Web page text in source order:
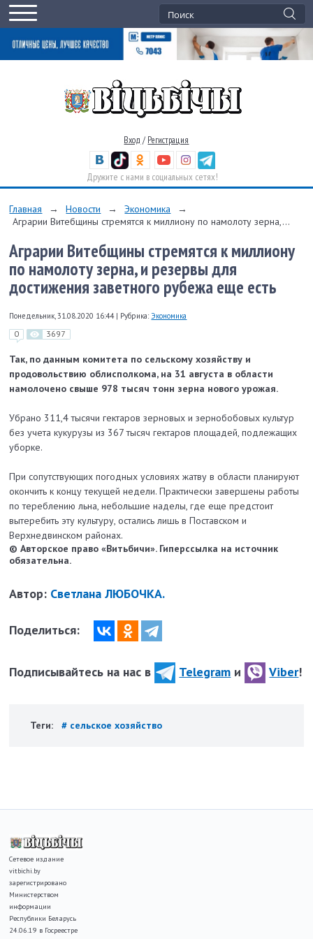
Вход / Регистрация
Дружите с нами в социальных сетях!
Главная → Новости → Экономика
→
Аграрии Витебщины стремятся к миллиону по намолоту зерна,...
Аграрии Витебщины стремятся к миллиону
по намолоту зерна, и резервы для
достижения заветного рубежа еще есть
Понедельник, 31.08.2020 16:44 | Рубрика: Экономика
0 3697
Так, по данным комитета по сельскому хозяйству и
продовольствию облисполкома, на 31 августа в области
намолочено свыше 978 тысяч тонн зерна нового урожая.
Убрано 311,4 тысячи гектаров зерновых и зернобобовых культур
без учета кукурузы из 367 тысяч гектаров площадей, подлежащих
уборке.
При сопутствующих погодных условиях жатву в области планируют
окончить к концу текущей недели. Практически завершены работы
по тереблению льна, небольшие наделы, где еще предстоит
вытеребить эту культуру, остались лишь в Поставском и
Верхнедвинском районах.
© Авторское право «Витьбичи». Гиперссылка на источник
обязательна.
Автор: Светлана ЛЮБОЧКА.
Поделиться:
Подписывайтесь на нас в Telegram и Viber!
Теги: # сельское хозяйство
Сетевое издание
vitbichi.by
зарегистрировано
Министерством
информации
Республики Беларусь
24.06.19 в Госреестре